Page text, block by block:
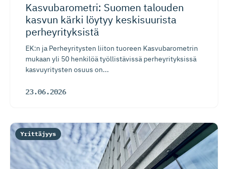
Kasvubaro­metri: Suomen talouden
kasvun kärki löytyy keskisuurista
perheyrityksistä
EK:n ja Perheyritysten liiton tuoreen Kasvubarometrin
mukaan yli 50 henkilöä työllistävissä perheyrityksissä
kasvuyritysten osuus on...
23.06.2026
Yrittäjyys